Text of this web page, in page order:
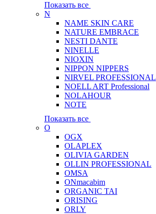
Показать все
N
NAME SKIN CARE
NATURE EMBRACE
NESTI DANTE
NINELLE
NIOXIN
NIPPON NIPPERS
NIRVEL PROFESSIONAL
NOELL ART Professional
NOLAHOUR
NOTE
Показать все
O
OGX
OLAPLEX
OLIVIA GARDEN
OLLIN PROFESSIONAL
OMSA
ONmacabim
ORGANIC TAI
ORISING
ORLY